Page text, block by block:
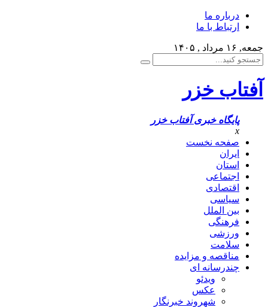
درباره ما
ارتباط با ما
جمعه, ۱۶ مرداد , ۱۴۰۵
آفتاب خزر
پایگاه خبری آفتاب خزر
x
صفحه نخست
ایران
استان
اجتماعی
اقتصادی
سیاسی
بین الملل
فرهنگی
ورزشی
سلامت
مناقصه و مزایده
چندرسانه ای
ویدئو
عکس
شهروند خبرنگار